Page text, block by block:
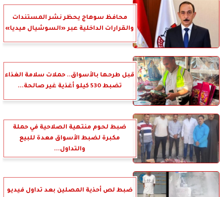
محافظ سوهاج يحظر نشر المستندات
والقرارات الداخلية عبر «السوشيال ميديا»
قبل طرحها بالأسواق.. حملات سلامة الغذاء
تضبط 530 كيلو أغذية غير صالحة...
ضبط لحوم منتهية الصلاحية في حملة
مكبرة لضبط الأسواق معدة للبيع
والتداول...
ضبط لص أحذية المصلين بعد تداول فيديو